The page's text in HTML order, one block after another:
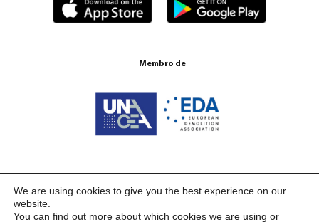
Membro de
We are using cookies to give you the best experience on our
website.
You can find out more about which cookies we are using or